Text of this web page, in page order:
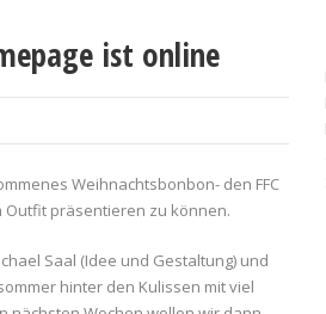
ist online
Weihnachtsbonbon- den FFC
Outfit präsentieren zu können.
Saal (Idee und Gestaltung) und
hinter den Kulissen mit viel